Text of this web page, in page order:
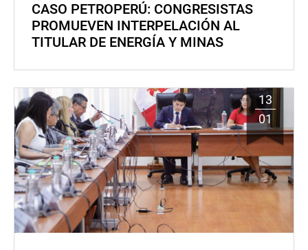
CASO PETROPERÚ: CONGRESISTAS
PROMUEVEN INTERPELACIÓN AL
TITULAR DE ENERGÍA Y MINAS
13
01